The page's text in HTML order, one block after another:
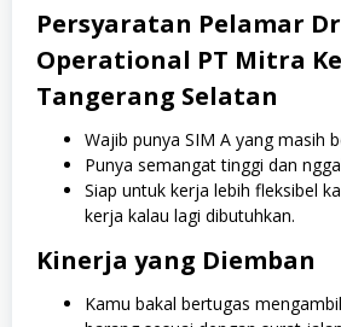
Persyaratan Pelamar
Operational PT Mitra
Tangerang Selatan
Wajib punya SIM A yang masih
Punya semangat tinggi dan
Siap untuk kerja lebih fleksibel
kerja kalau lagi dibutuhkan.
Kinerja yang Diemban
Kamu bakal bertugas